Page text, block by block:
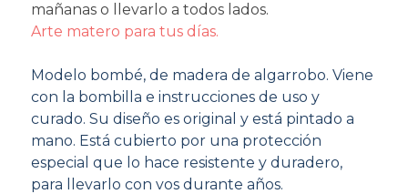
mañanas o llevarlo a todos lados.
Arte matero para tus días.
Modelo bombé, de madera de algarrobo. Viene
con la bombilla e instrucciones de uso y
curado. Su diseño es original y está pintado a
mano. Está cubierto por una protección
especial que lo hace resistente y duradero,
para llevarlo con vos durante años.